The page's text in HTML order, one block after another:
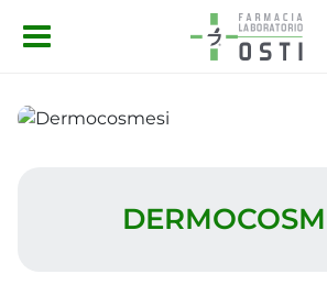
Salta al contenuto principale